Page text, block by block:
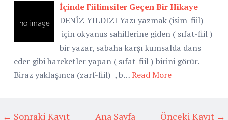
İçinde Fiilimsiler Geçen Bir Hikaye
DENİZ YILDIZI Yazı yazmak (isim-fiil)
için okyanus sahillerine giden ( sıfat-fiil )
bir yazar, sabaha karşı kumsalda dans
eder gibi hareketler yapan ( sıfat-fiil ) birini görür.
Biraz yaklaşınca (zarf-fiil) , b…Read More
← Sonraki Kayıt Önceki Kayıt →
Ana Sayfa